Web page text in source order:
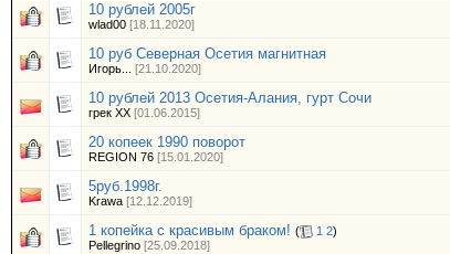
10 рублей 2005г
wlad00 [18.11.2020]
10 руб Северная Осетия магнитная
Игорь... [21.10.2020]
10 рублей 2013 Осетия-Алания, гурт Сочи
грек ХХ [01.06.2015]
20 копеек 1990 поворот
REGION 76 [15.01.2020]
5руб.1998г.
Krawa [12.12.2019]
1 копейка с красивым браком! ( 1 2)
Pellegrino [25.09.2018]